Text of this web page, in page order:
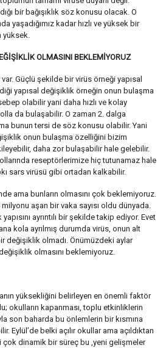
bir bağışıklık söz konusu olacak. O
yaşadığımız kadar hızlı ve yüksek bir
yüksek.
OLMASINI BEKLEMİYORUZ
Güçlü şekilde bir virüs örneği yapısal
yapısal değişiklik örneğin onun bulaşma
olabilir yani daha hızlı ve kolay
da bulaşabilir. O zaman 2. dalga
bunun tersi de söz konusu olabilir. Yani
onun bulaşma özelliğini bizim
daha zor bulaşabilir hale gelebilir.
reseptörlerimize hiç tutunamaz hale
sars virüsü gibi ortadan kalkabilir.
ama bunların olmasını çok beklemiyoruz.
aşan bir vaka sayısı oldu dünyada.
ayrıntılı bir şekilde takip ediyor. Evet
kola ayrılmış durumda virüs, onun alt
değişiklik olmadı. Önümüzdeki aylar
olmasını beklemiyoruz.
yüksekliğini belirleyen en önemli faktör
okulların kapanması, toplu etkinliklerin
son baharda bu önlemlerin bir kısmına
Eylül’de belki açılır okullar ama açıldıktan
çok dinamik bir süreç bu ,yeni gelişmeler